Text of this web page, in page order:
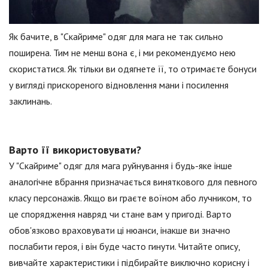
Як бачите, в "Скайриме" одяг для мага не так сильно
поширена. Тим не менш вона є, і ми рекомендуємо нею
скористатися. Як тільки ви одягнете її, то отримаєте бонуси
у вигляді прискореного відновлення мани і посилення
заклинань.
Варто її використовувати?
У "Скайриме" одяг для мага руйнування і будь-яке інше
аналогічне вбрання призначається виняткового для певного
класу персонажів. Якщо ви граєте воїном або лучником, то
це спорядження навряд чи стане вам у пригоді. Варто
обов'язково враховувати ці нюанси, інакше ви значно
послабити героя, і він буде часто гинути. Читайте опису,
вивчайте характеристики і підбирайте виключно корисну і